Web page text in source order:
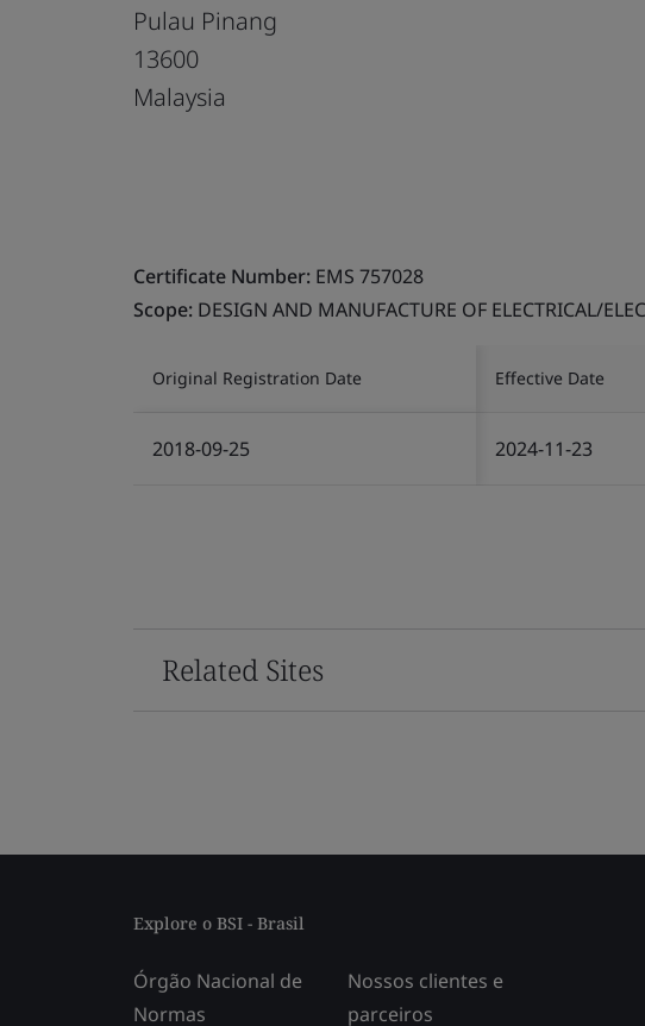
Pulau Pinang
13600
Malaysia
Certificate Number: EMS 757028
Scope: DESIGN AND MANUFACTURE OF ELECTRICAL/
Original Registration Date Effective Date
2018-09-25 2024-11-23
Related Sites
Explore o BSI - Brasil
Órgão Nacional de
Normas
Nossos clientes e
parceiros